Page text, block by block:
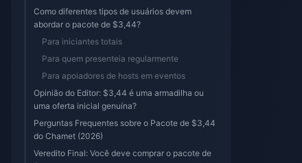
Como diferentes tipos de usuários devem
abordar o pacote de $3,44?
Para iniciantes totais
Para quem presenteia regularmente
Para apoiadores de hosts em eventos
Opinião do Editor: $3,44 é uma armadilha ou
uma oferta inicial genuína?
Perguntas Frequentes sobre o Pacote de $3,44
do Chamet (2026)
Veredito Final: Você deve comprar o pacote de